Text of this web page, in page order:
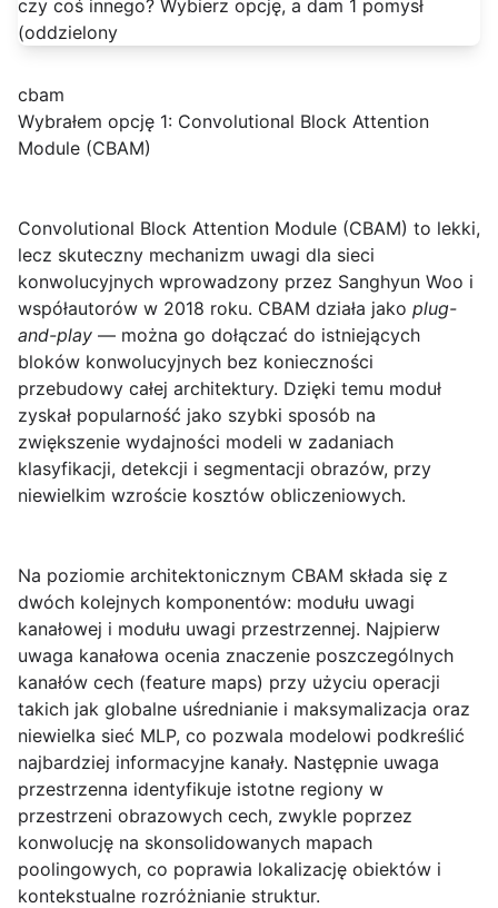
cbam
Wybrałem opcję 1: Convolutional Block Attention
Module (CBAM)
Convolutional Block Attention Module (CBAM) to lekki,
lecz skuteczny mechanizm uwagi dla sieci
konwolucyjnych wprowadzony przez Sanghyun Woo i
współautorów w 2018 roku. CBAM działa jako plug-
and-play — można go dołączać do istniejących
bloków konwolucyjnych bez konieczności
przebudowy całej architektury. Dzięki temu moduł
zyskał popularność jako szybki sposób na
zwiększenie wydajności modeli w zadaniach
klasyfikacji, detekcji i segmentacji obrazów, przy
niewielkim wzroście kosztów obliczeniowych.
Na poziomie architektonicznym CBAM składa się z
dwóch kolejnych komponentów: modułu uwagi
kanałowej i modułu uwagi przestrzennej. Najpierw
uwaga kanałowa ocenia znaczenie poszczególnych
kanałów cech (feature maps) przy użyciu operacji
takich jak globalne uśrednianie i maksymalizacja oraz
niewielka sieć MLP, co pozwala modelowi podkreślić
najbardziej informacyjne kanały. Następnie uwaga
przestrzenna identyfikuje istotne regiony w
przestrzeni obrazowych cech, zwykle poprzez
konwolucję na skonsolidowanych mapach
poolingowych, co poprawia lokalizację obiektów i
kontekstualne rozróżnianie struktur.